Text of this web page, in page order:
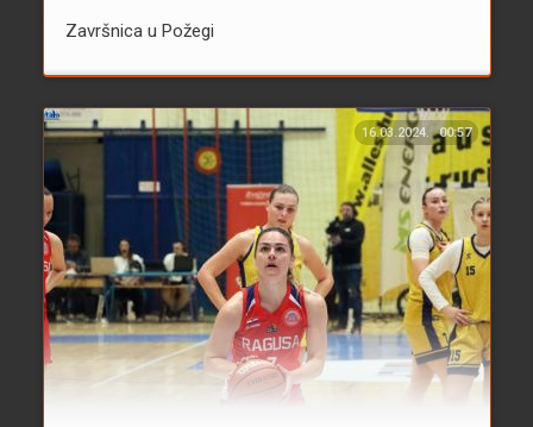
Završnica u Požegi
16.03.2024. 00:57